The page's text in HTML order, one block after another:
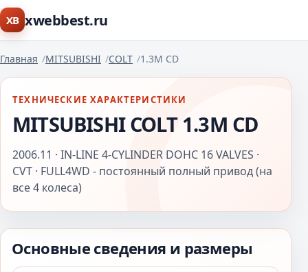
XB xwebbest.ru
Главная MITSUBISHI COLT 1.3M CD
ТЕХНИЧЕСКИЕ ХАРАКТЕРИСТИКИ
MITSUBISHI COLT 1.3M CD
2006.11 · IN-LINE 4-CYLINDER DOHC 16 VALVES ·
CVT · FULL4WD - постоянный полный привод (на
все 4 колеса)
Основные сведения и размеры